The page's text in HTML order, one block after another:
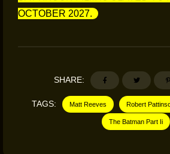
OCTOBER 2027.
SHARE:
TAGS: Matt Reeves Robert
The Batman Part Ii